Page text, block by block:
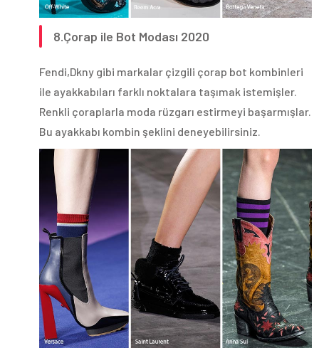
8.Çorap ile Bot Modası 2020
Fendi,Dkny gibi markalar çizgili çorap bot kombinleri
ile ayakkabıları farklı noktalara taşımak istemişler.
Renkli çoraplarla moda rüzgarı estirmeyi başarmışlar.
Bu ayakkabı kombin şeklini deneyebilirsiniz.